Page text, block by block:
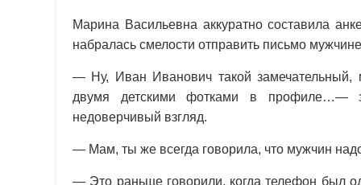
Марина Васильевна аккуратно составила
набралась смелости отправить письмо
— Ну, Иван Иванович такой
двумя детскими фотками в профиле…—
недоверчивый взгляд.
— Мам, ты же всегда говорила, что мужчин
— Это раньше говорили, когда телефон был